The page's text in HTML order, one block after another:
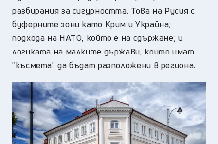
разбирания за сигурността. Това на Русия с
буферните зони като Крим и Украйна;
подхода на НАТО, който е на сдържане; и
логиката на малките държави, които имат
"късмета" да бъдат разположени в региона.